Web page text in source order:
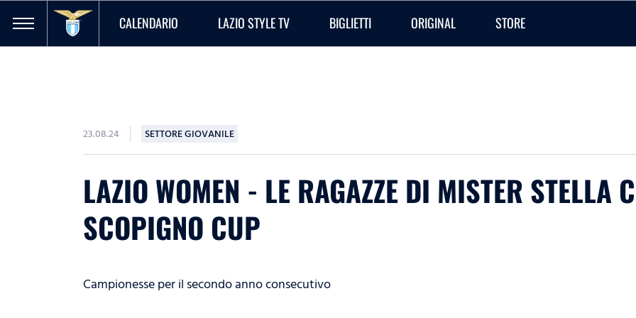
CALENDARIO LAZIO STYLE TV BIGLIETTI ORIGINAL STORE
23.08.24 SETTORE GIOVANILE
LAZIO WOMEN - LE RAGAZZE DI MISTER STELLA
SCOPIGNO CUP
Campionesse per il secondo anno consecutivo